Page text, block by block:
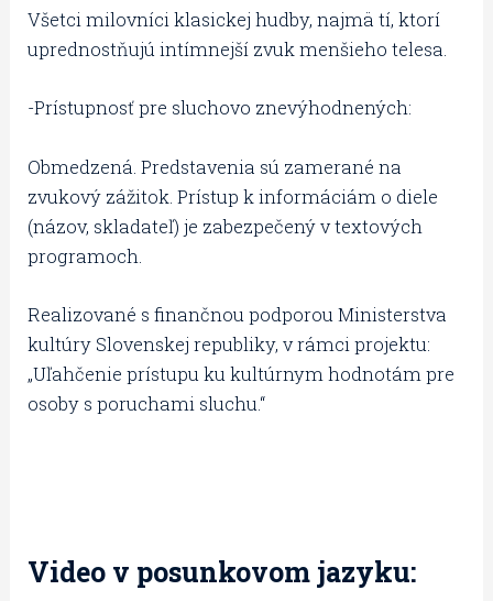
Všetci milovníci klasickej hudby, najmä tí, ktorí
uprednostňujú intímnejší zvuk menšieho telesa.
-Prístupnosť pre sluchovo znevýhodnených:
Obmedzená. Predstavenia sú zamerané na
zvukový zážitok. Prístup k informáciám o diele
(názov, skladateľ) je zabezpečený v textových
programoch.
Realizované s finančnou podporou Ministerstva
kultúry Slovenskej republiky, v rámci projektu:
„Uľahčenie prístupu ku kultúrnym hodnotám pre
osoby s poruchami sluchu.“
Video v posunkovom jazyku: